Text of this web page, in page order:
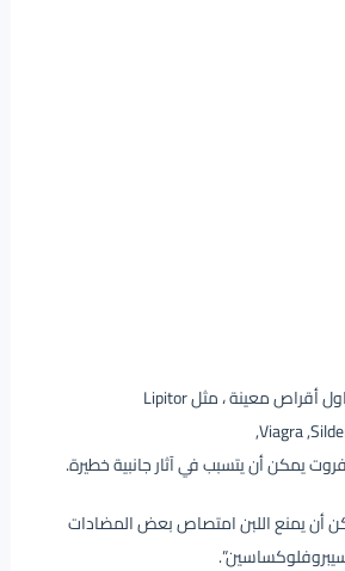
فعلى سبيل المثال، تناول أقراص معينة ، مثل Lipitor
يمكن أن يتسبب في آثار جانبية خطيرة.
أن يمنع اللبن امتصاص بعض المضادات